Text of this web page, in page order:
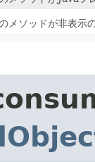
メソッドが非表示